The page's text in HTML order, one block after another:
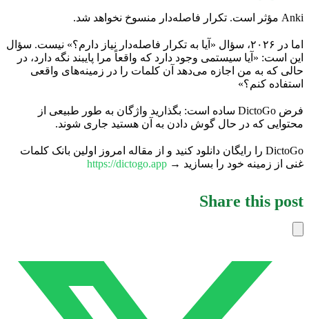
Anki مؤثر است. تکرار فاصله‌دار منسوخ نخواهد شد.
اما در ۲۰۲۶، سؤال «آیا به تکرار فاصله‌دار نیاز دارم؟» نیست. سؤال
این است: «آیا سیستمی وجود دارد که واقعاً مرا پایبند نگه دارد، در
حالی که به من اجازه می‌دهد آن کلمات را در زمینه‌های واقعی
استفاده کنم؟»
فرض DictoGo ساده است: بگذارید واژگان به طور طبیعی از
محتوایی که در حال گوش دادن به آن هستید جاری شوند.
DictoGo را رایگان دانلود کنید و از مقاله امروز اولین بانک کلمات
غنی از زمینه خود را بسازید → https://dictogo.app
Share this post